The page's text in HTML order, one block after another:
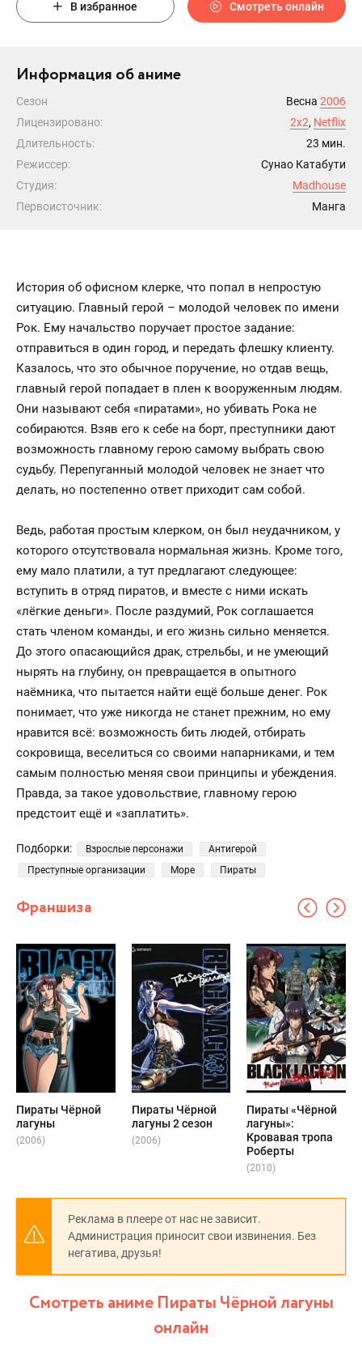
В избранное Смотреть онлайн
Информация об аниме
Сезон Весна 2006
Лицензировано:
2x2, Netflix
Длительность:
23 мин.
Режиссер:
Сунао Катабути
Студия:
Madhouse
Первоисточник:
Манга
История об офисном клерке, что попал в непростую
ситуацию. Главный герой – молодой человек по имени
Рок. Ему начальство поручает простое задание:
отправиться в один город, и передать флешку клиенту.
Казалось, что это обычное поручение, но отдав вещь,
главный герой попадает в плен к вооруженным людям.
Они называют себя «пиратами», но убивать Рока не
собираются. Взяв его к себе на борт, преступники дают
возможность главному герою самому выбрать свою
судьбу. Перепуганный молодой человек не знает что
делать, но постепенно ответ приходит сам собой.
Ведь, работая простым клерком, он был неудачником, у
которого отсутствовала нормальная жизнь. Кроме того,
ему мало платили, а тут предлагают следующее:
вступить в отряд пиратов, и вместе с ними искать
«лёгкие деньги». После раздумий, Рок соглашается
стать членом команды, и его жизнь сильно меняется.
До этого опасающийся драк, стрельбы, и не умеющий
нырять на глубину, он превращается в опытного
наёмника, что пытается найти ещё больше денег. Рок
понимает, что уже никогда не станет прежним, но ему
нравится всё: возможность бить людей, отбирать
сокровища, веселиться со своими напарниками, и тем
самым полностью меняя свои принципы и убеждения.
Правда, за такое удовольствие, главному герою
предстоит ещё и «заплатить».
Подборки: Взрослые персонажи
Антигерой
Преступные организации
Море Пираты
Франшиза
Пираты Чёрной
лагуны
(2006)
Пираты Чёрной
лагуны 2 сезон
(2006)
Пираты «Чёрной
лагуны»:
Кровавая тропа
Роберты
(2010)
Реклама в плеере от нас не зависит.
Администрация приносит свои извинения. Без
негатива, друзья!
Смотреть аниме Пираты Чёрной лагуны
онлайн